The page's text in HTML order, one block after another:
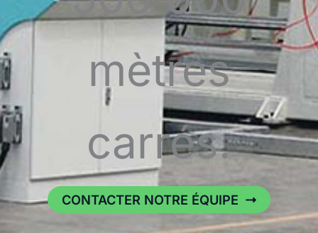
mètres
carrés.
CONTACTER NOTRE ÉQUIPE